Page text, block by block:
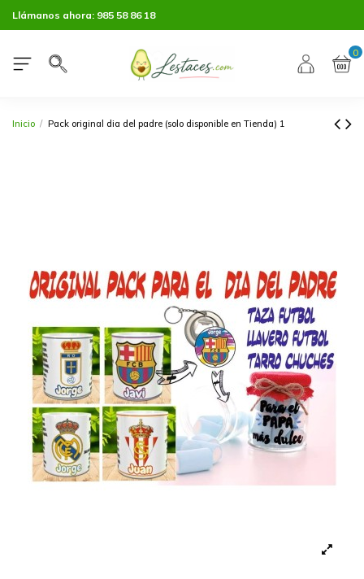
Llámanos ahora: 985 58 86 18
0
Inicio Pack original dia del padre (solo disponible en Tienda) 1